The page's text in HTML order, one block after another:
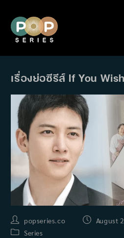
content
เรื่องย่อซีรีส์ If You
Post
author:
popseries.co
PostAugust
PostSeries